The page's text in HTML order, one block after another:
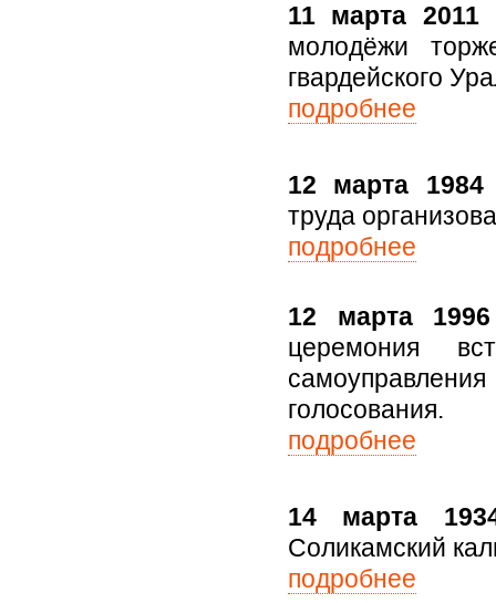
11 марта
молодёжи
гвардейского
подробнее
12 марта
труда
подробнее
12 марта
церемония
голосования.
подробнее
14 марта
Соликамский
подробнее